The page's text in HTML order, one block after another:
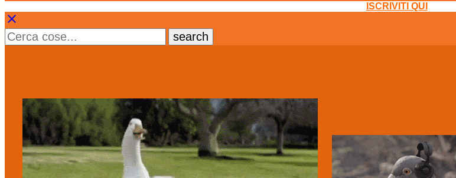
ISCRIVITI QUI
clear
search